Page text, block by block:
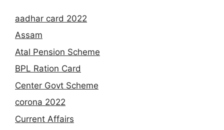
aadhar card 2022
Assam
Atal Pension Scheme
BPL Ration Card
Center Govt Scheme
corona 2022
Current Affairs